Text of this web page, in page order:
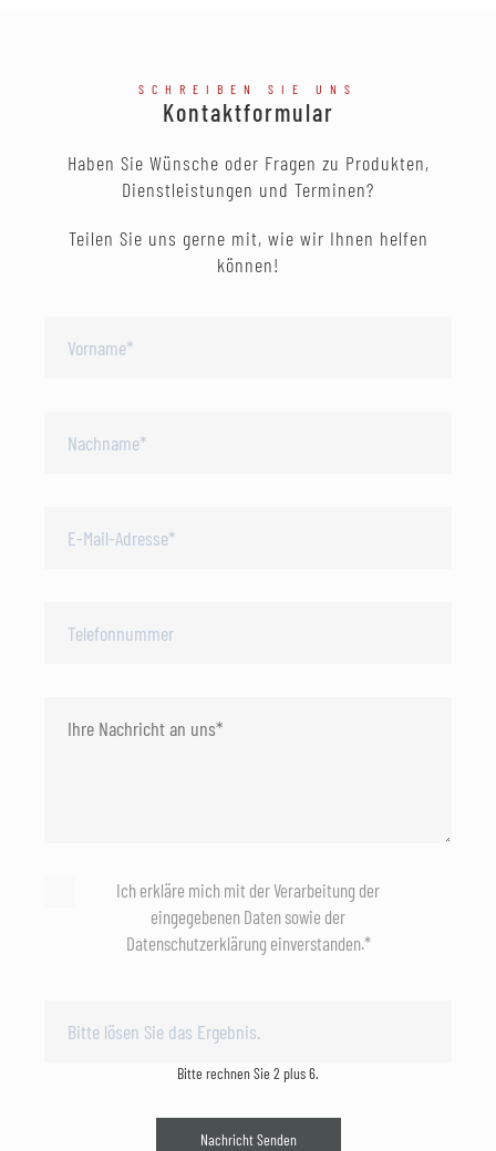
SCHREIBEN SIE UNS
Kontaktformular
Haben Sie Wünsche oder Fragen zu Produkten,
Dienstleistungen und Terminen?
Teilen Sie uns gerne mit, wie wir Ihnen helfen
können!
Ich erkläre mich mit der Verarbeitung der
eingegebenen Daten sowie der
Datenschutzerklärung einverstanden.*
Bitte rechnen Sie 2 plus 6.
Nachricht Senden